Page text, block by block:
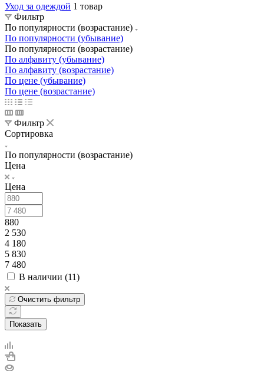
Уход за одеждой 1 товар
Фильтр
По популярности (возрастание)
По популярности (убывание)
По популярности (возрастание)
По алфавиту (убывание)
По алфавиту (возрастание)
По цене (убывание)
По цене (возрастание)
Фильтр
Сортировка
По популярности (возрастание)
Цена
Цена
880
2 530
4 180
5 830
7 480
В наличии (11)
Очистить фильтр
Показать